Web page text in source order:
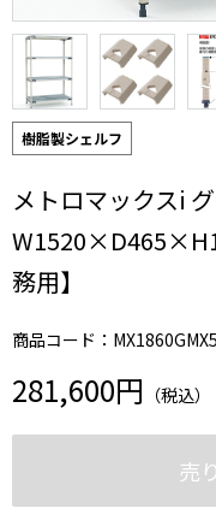
樹脂製シェルフ
メトロマックスi
務用】
商品コード：
281,600円 （税込）
売